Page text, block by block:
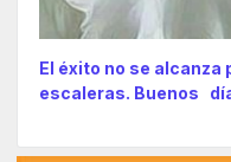
El éxito no se
escaleras. Buenos